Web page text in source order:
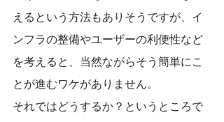
えるという方法もありそうですが、イ
ンフラの整備やユーザーの利便性など
を考えると、当然ながらそう簡単にこ
とが進むワケがありません。
それではどうするか？というところで